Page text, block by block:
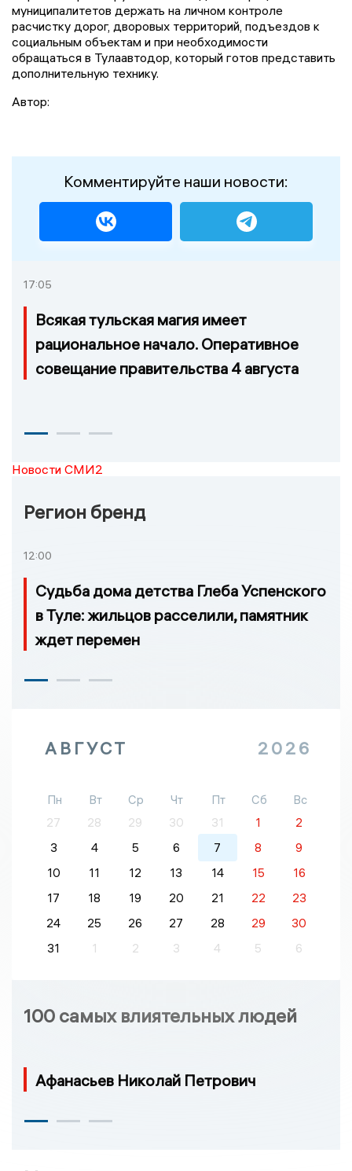
муниципалитетов держать на личном контроле
расчистку дорог, дворовых территорий, подъездов к
социальным объектам и при необходимости
обращаться в Тулаавтодор, который готов представить
дополнительную технику.
Автор:
Комментируйте наши новости:
17:05
Всякая тульская магия имеет
рациональное начало. Оперативное
совещание правительства 4 августа
Новости СМИ2
Регион бренд
12:00
Судьба дома детства Глеба Успенского
в Туле: жильцов расселили, памятник
ждет перемен
АВГУСТ 2026
Пн Вт Ср Чт Пт Сб
Вс
27
28 29 30 31 1
2
3
4 5 6 7 8
9
10
11 12 13 14 15
16
17
18 19 20 21 22
23
24
25 26 27 28 29
30
31
1 2 3 4 5 6
100 самых влиятельных людей
Афанасьев Николай Петрович